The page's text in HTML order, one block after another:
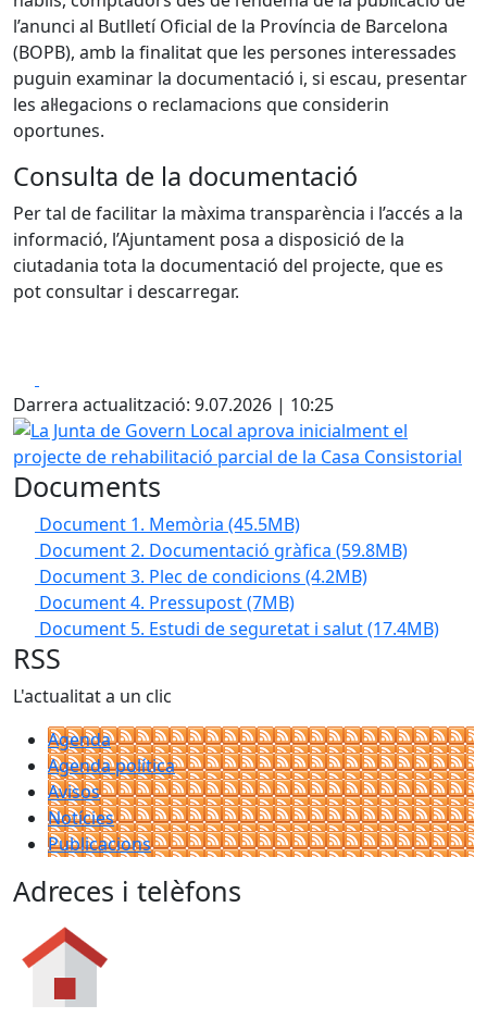
l’anunci al Butlletí Oficial de la Província de Barcelona
(BOPB), amb la finalitat que les persones interessades
puguin examinar la documentació i, si escau, presentar
les al·legacions o reclamacions que considerin
oportunes.
Consulta de la documentació
Per tal de facilitar la màxima transparència i l’accés a la
informació, l’Ajuntament posa a disposició de la
ciutadania tota la documentació del projecte, que es
pot consultar i descarregar.
Darrera actualització: 9.07.2026 | 10:25
La Junta de Govern Local aprova inicialment el projecte
Documents
Document 1. Memòria (45.5MB)
Document 2. Documentació gràfica (59.8MB)
Document 3. Plec de condicions (4.2MB)
Document 4. Pressupost(7MB)
Document 5. Estudi de seguretat i salut(17.4MB)
RSS
L'actualitat a un clic
Agenda
Agenda política
Avisos
Notícies
Publicacions
Adreces i telèfons